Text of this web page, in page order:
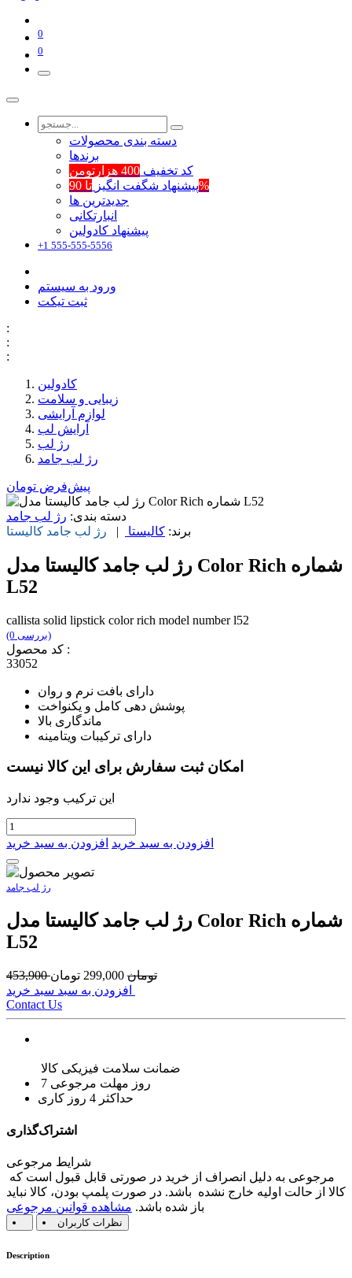
0
0
دسته بندی محصولات
برند‌ها
کد تخفیف 400 هزارتومن
پیشنهاد شگفت انگیزتا 90%
جدیدترین ها
انبارتکانی
پیشنهاد کادولین
+1 555-555-5556
ورود به سیستم
ثبت تیکت
:
:
:
کادولین
زیبایی و سلامت
لوازم آرایشی
آرایش لب
رژ لب
رژ لب جامد
پیش‌فرض تومان
دسته بندی: رژ لب جامد
برند: کالیستا | رژ لب جامد کالیستا
رژ لب جامد کالیستا مدل Color Rich شماره
L52
callista solid lipstick color rich model number l52
(0 بررسی)
کد محصول :
33052
دارای بافت نرم و روان
پوشش دهی کامل و یکنواخت
ماندگاری بالا
دارای ترکیبات ویتامینه
امکان ثبت سفارش برای این کالا نیست
این ترکیب وجود ندارد
افزودن به سبد خرید افزودن به سبد خرید
رژ لب جامد
رژ لب جامد کالیستا مدل Color Rich شماره
L52
453,900 تومان 299,000 تومان
Contact Us
ضمانت سلامت فیزیکی کالا
7 روز مهلت مرجوعی
حداکثر 4 روز کاری
اشتراک‌گذاری
شرایط مرجوعی
کالا از حالت اولیه خارج نشده باشد. در صورت پلمپ بودن، کالا نباید
باز شده باشد. مشاهده قوانین مرجوعی
نظرات کاربران
Description